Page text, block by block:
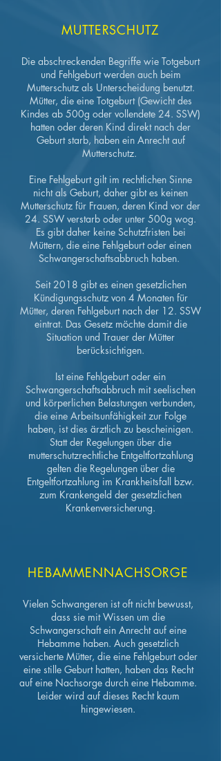
MUTTERSCHUTZ
Die abschreckenden Begriffe wie Totgeburt
und Fehlgeburt werden auch beim
Mutterschutz als Unterscheidung benutzt.
Mütter, die eine Totgeburt (Gewicht des
Kindes ab 500g oder vollendete 24. SSW)
hatten oder deren Kind direkt nach der
Geburt starb, haben ein Anrecht auf
Mutterschutz.
Eine Fehlgeburt gilt im rechtlichen Sinne
nicht als Geburt, daher gibt es keinen
Mutterschutz für Frauen, deren Kind vor der
24. SSW verstarb oder unter 500g wog.
Es gibt daher keine Schutzfristen bei
Müttern, die eine Fehlgeburt oder einen
Schwangerschaftsabbruch haben.
Seit 2018 gibt es einen gesetzlichen
Kündigungsschutz von 4 Monaten für
Mütter, deren Fehlgeburt nach der 12. SSW
eintrat. Das Gesetz möchte damit die
Situation und Trauer der Mütter
berücksichtigen.
Ist eine Fehlgeburt oder ein
Schwangerschaftsabbruch mit seelischen
und körperlichen Belastungen verbunden,
die eine Arbeitsunfähigkeit zur Folge
haben, ist dies ärztlich zu bescheinigen.
Statt der Regelungen über die
mutterschutzrechtliche Entgeltfortzahlung
gelten die Regelungen über die
Entgeltfortzahlung im Krankheitsfall bzw.
zum Krankengeld der gesetzlichen
Krankenversicherung.
HEBAMMENNACHSORGE
Vielen Schwangeren ist oft nicht bewusst,
dass sie mit Wissen um die
Schwangerschaft ein Anrecht auf eine
Hebamme haben. Auch gesetzlich
versicherte Mütter, die eine Fehlgeburt oder
eine stille Geburt hatten, haben das Recht
auf eine Nachsorge durch eine Hebamme.
Leider wird auf dieses Recht kaum
hingewiesen.